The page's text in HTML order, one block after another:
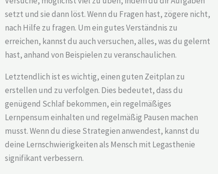
setzt und sie dann löst. Wenn du Fragen hast, zögere nicht,
nach Hilfe zu fragen. Um ein gutes Verständnis zu
erreichen, kannst du auch versuchen, alles, was du gelernt
hast, anhand von Beispielen zu veranschaulichen.
Letztendlich ist es wichtig, einen guten Zeitplan zu
erstellen und zu verfolgen. Dies bedeutet, dass du
genügend Schlaf bekommen, ein regelmäßiges
Lernpensum einhalten und regelmäßig Pausen machen
musst. Wenn du diese Strategien anwendest, kannst du
deine Lernschwierigkeiten als Mensch mit Legasthenie
signifikant verbessern.